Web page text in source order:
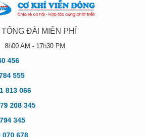
TỔNG ĐÀI MIỄN PHÍ
8h00 AM - 17h30 PM
456
555
813 066
208 345
345
070 678